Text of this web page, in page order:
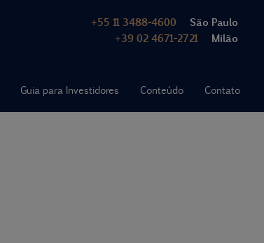
+55 11 3488-4600 São Paulo
+39 02 4671-2721 Milão
Guia para Investidores Conteúdo Contato